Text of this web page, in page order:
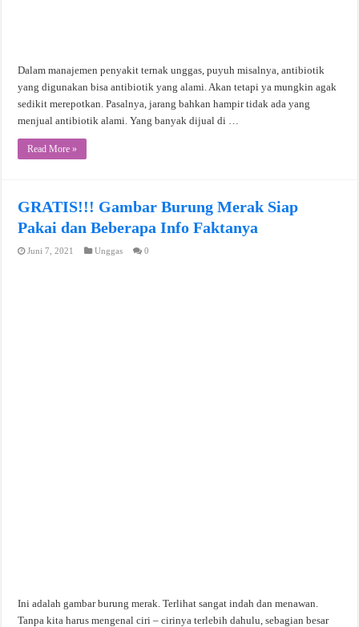
Dalam manajemen penyakit ternak unggas, puyuh misalnya, antibiotik
yang digunakan bisa antibiotik yang alami. Akan tetapi ya mungkin agak
sedikit merepotkan. Pasalnya, jarang bahkan hampir tidak ada yang
menjual antibiotik alami. Yang banyak dijual di …
Read More »
GRATIS!!! Gambar Burung Merak Siap
Pakai dan Beberapa Info Faktanya
Juni 7, 2021 Unggas 0
Ini adalah gambar burung merak. Terlihat sangat indah dan menawan.
Tanpa kita harus mengenal ciri – cirinya terlebih dahulu, sebagian besar